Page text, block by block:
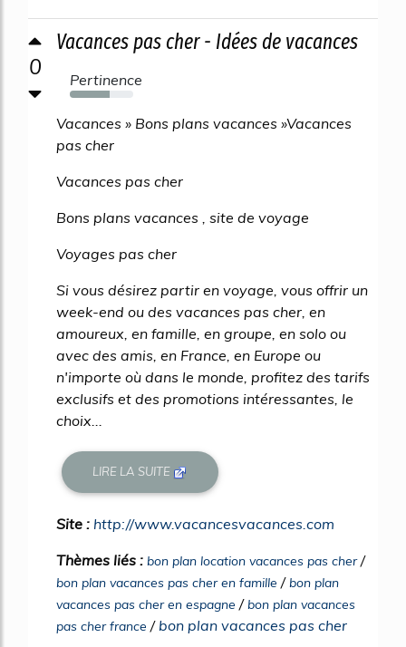
0
Vacances pas cher - Idées de vacances
Pertinence
63%
Vacances » Bons plans vacances »Vacances
pas cher
Vacances pas cher
Bons plans vacances , site de voyage
Voyages pas cher
Si vous désirez partir en voyage, vous offrir un
week-end ou des vacances pas cher, en
amoureux, en famille, en groupe, en solo ou
avec des amis, en France, en Europe ou
n'importe où dans le monde, profitez des tarifs
exclusifs et des promotions intéressantes, le
choix...
LIRE LA SUITE
Site : http://www.vacancesvacances.com
Thèmes liés : bon plan location vacances pas cher/
bon plan vacances pas cher en famille /bon plan
vacances pas cher en espagne /bon plan vacances
pas cher france / bon plan vacances pas cher